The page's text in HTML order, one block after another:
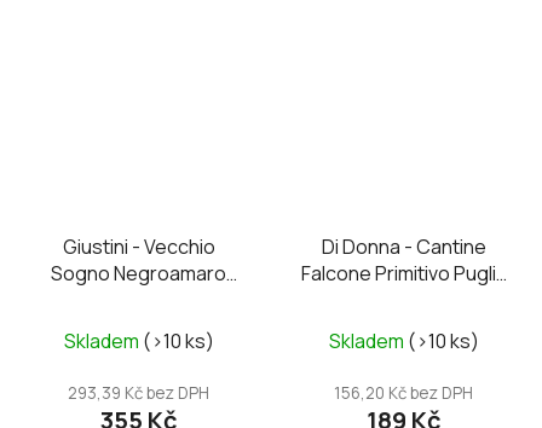
Giustini - Vecchio
Sogno Negroamaro
Skladem (>10 ks)
293,39 Kč bez DPH
355 Kč
Di Donna - Cantine
Falcone Primitivo Puglia
Skladem (>10 ks)
156,20 Kč bez DPH
189 Kč